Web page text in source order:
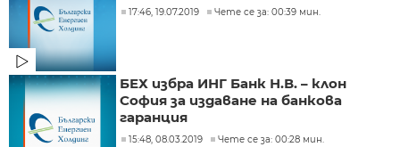
17:46, 19.07.2019 Чете се за: 00:39 мин.
БЕХ избра ИНГ Банк Н.В. – клон
София за издаване на банкова
гаранция
15:48, 08.03.2019 Чете се за: 00:28 мин.